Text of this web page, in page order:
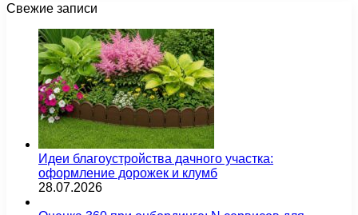
Свежие записи
Идеи благоустройства дачного участка:
оформление дорожек и клумб
28.07.2026